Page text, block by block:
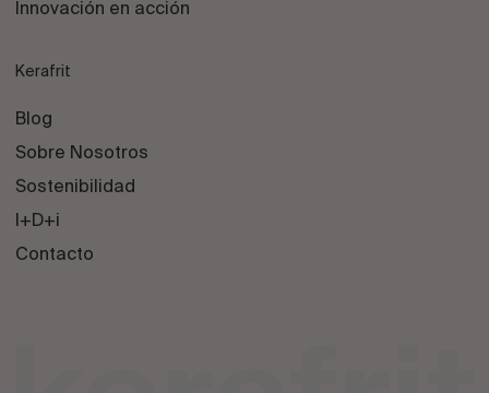
Innovación en acción
Kerafrit
Blog
Sobre Nosotros
Sostenibilidad
I+D+i
Contacto